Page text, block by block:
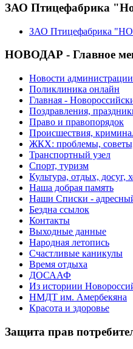
ЗАО Птицефабрика
ЗАО Птицефабрика
НОВОДАР - Главное
Новости
Поликлиника онлайн
Главная -
Поздравления,
Право и правопорядок
Происшествия,
ЖКХ: проблемы,
Транспортный узел
Спорт, туризм
Культура, отдых, досуг,
Наша добрая память
Наши Списки -
Бездна ссылок
Контакты
Выходные данные
Народная летопись
Счастливые каникулы
Время отдыха
ДОСААФ
Из историии
НМДТ им. Амербекяна
Красота и здоровье
Защита прав